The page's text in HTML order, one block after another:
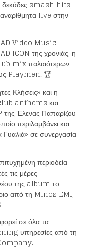
δεκάδες smash hits,
live στην
Video Music
ICON της χρονιάς, η
mix παλαιότερων
Playmen. 🏆
Κλήσεις» και η
club anthems και
της Έλενας Παπαρίζου
περιλαμβάνει και
σε συνεργασία
περιοδεία
τις μέρες
της album το
από τη Minos EMI,
σε όλα τα
υπηρεσίες από τη